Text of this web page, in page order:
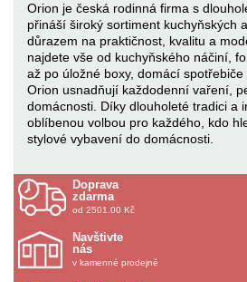
Orion je česká rodinná firma s
přináší široký sortiment kuchyňských
důrazem na praktičnost, kvalitu a
najdete vše od kuchyňského náčiní,
až po úložné boxy, domácí
Orion usnadňují každodenní vaření,
domácnosti. Díky dlouholeté tradici a
oblíbenou volbou pro každého, kdo
stylové vybavení do domácnosti.
Doprava
zdarma
od 2501.00 Kč
Navštivte
nás
v kamenné prodejně